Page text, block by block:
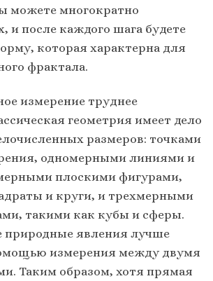
можете многократно
и после каждого шага будете
которая характерна для
фрактала.
измерение труднее
геометрия имеет дело
размеров: точками
одномерными линиями и
плоскими фигурами,
и круги, и трехмерными
такими как кубы и сферы.
природные явления лучше
измерения между двумя
Таким образом, хотя прямая